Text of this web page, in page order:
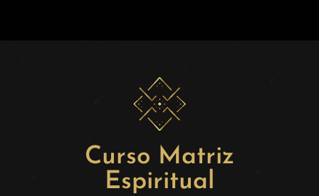
Curso Matriz
Espiritual